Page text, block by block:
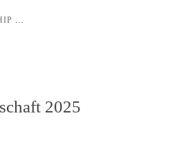
...
2025